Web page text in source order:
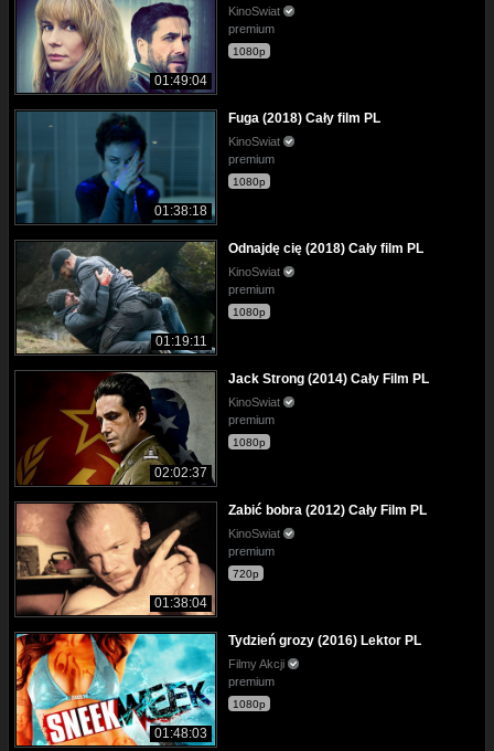
01:49:04
KinoSwiat
premium
1080p
01:38:18
Fuga (2018) Cały film PL
KinoSwiat
premium
1080p
01:19:11
Odnajdę cię (2018) Cały film PL
KinoSwiat
premium
1080p
02:02:37
Jack Strong (2014) Cały Film PL
KinoSwiat
premium
1080p
01:38:04
Zabić bobra (2012) Cały Film PL
KinoSwiat
premium
720p
01:48:03
Tydzień grozy (2016) Lektor PL
Filmy Akcji
premium
1080p